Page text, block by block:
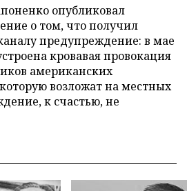
опубликовал
о том, что получил
предупреждение: в мае
кровавая провокация
американских
возложат на местных
к счастью, не